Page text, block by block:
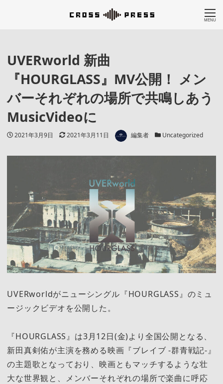
MENU
UVERworld 新曲
『HOURGLASS』MV公開！ メン
バーそれぞれの場所で共鳴しあう
MusicVideoに
投稿日
2021年3月9日 更新日
2021年3月11日 著者 編集者 カテゴリー
Uncategorized
UVERworldがニューシングル『HOURGLASS』のミュ
ージックビデオを公開した。
『HOURGLASS』は3月12日(金)より全国公開となる、
新田真剣佑が主演を務める映画『ブレイブ -群青戦記-』
の主題歌となっており、映画ともマッチするような壮
大な世界観と、メンバーそれぞれの場所で楽曲に呼応